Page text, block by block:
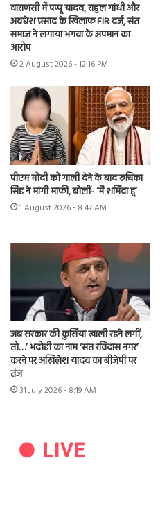
वाराणसी में पप्पू यादव, राहुल गांधी और
अवधेश प्रसाद के खिलाफ FIR दर्ज, संत
समाज ने लगाया भगवा के अपमान का
आरोप
2 August 2026 - 12:16 PM
पीएम मोदी को गाली देने के बाद रुचिका
सिंह ने मांगी माफी, बोलीं- ‘मैं शर्मिंदा हूं’
1 August 2026 - 8:47 AM
जब सरकार की कुर्सियां खाली रहने लगीं,
तो…’ भदोही का नाम ‘संत रविदास नगर’
करने पर अखिलेश यादव का बीजेपी पर
तंज
31 July 2026 - 8:19 AM